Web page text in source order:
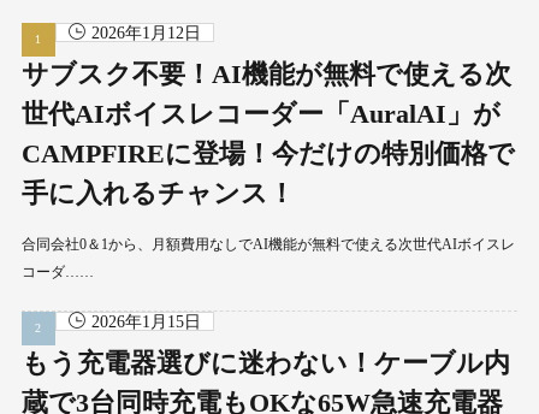
2026年1月12日
サブスク不要！AI機能が無料で使える次
世代AIボイスレコーダー「AuralAI」が
CAMPFIREに登場！今だけの特別価格で
手に入れるチャンス！
合同会社0＆1から、月額費用なしでAI機能が無料で使える次世代AIボイスレ
コーダ……
2026年1月15日
もう充電器選びに迷わない！ケーブル内
蔵で3台同時充電もOKな65W急速充電器